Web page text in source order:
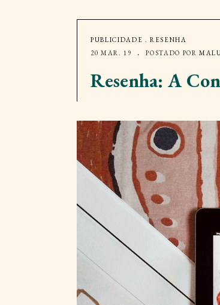
PUBLICIDADE .RESENHA
20 MAR. 19
POSTADO POR
Resenha: A